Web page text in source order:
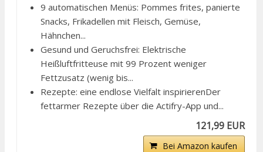
9 automatischen Menüs: Pommes frites, panierte
Snacks, Frikadellen mit Fleisch, Gemüse,
Hähnchen...
Gesund und Geruchsfrei: Elektrische
Heißluftfritteuse mit 99 Prozent weniger
Fettzusatz (wenig bis...
Rezepte: eine endlose Vielfalt inspirierenDer
fettarmer Rezepte über die Actifry-App und...
121,99 EUR
Bei Amazon kaufen